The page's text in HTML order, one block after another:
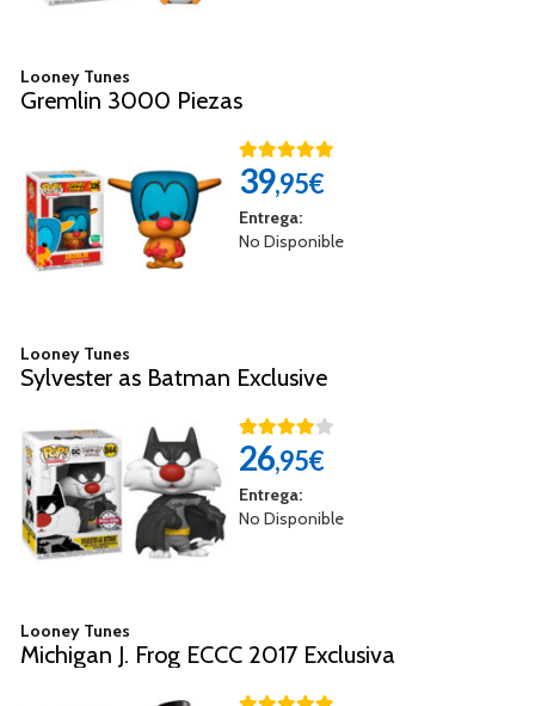
Looney Tunes
Gremlin 3000 Piezas
39,95€
Entrega:
No Disponible
Looney Tunes
Sylvester as Batman Exclusive
26,95€
Entrega:
No Disponible
Looney Tunes
Michigan J. Frog ECCC 2017 Exclusiva